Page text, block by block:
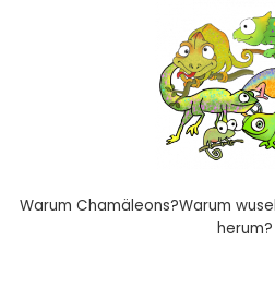
Warum Chamäleons?Warum
herum?